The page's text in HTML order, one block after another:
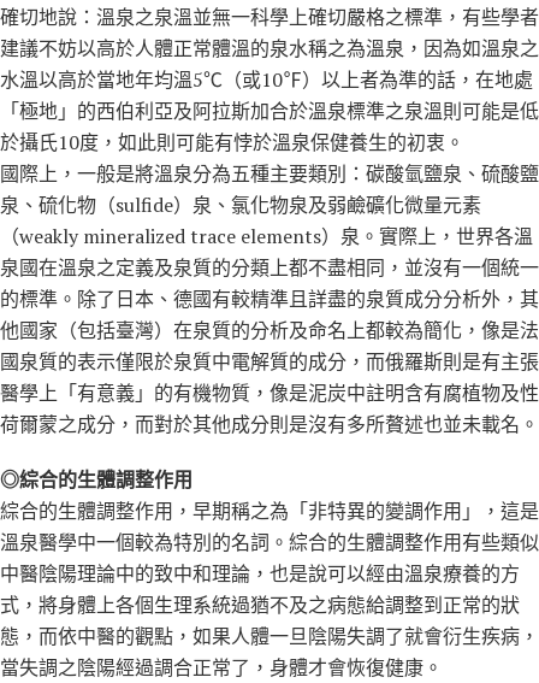
確切地說：溫泉之泉溫並無一科學上確切嚴格之標準，有些學者
建議不妨以高於人體正常體溫的泉水稱之為溫泉，因為如溫泉之
水溫以高於當地年均溫5℃（或10℉）以上者為準的話，在地處
「極地」的西伯利亞及阿拉斯加合於溫泉標準之泉溫則可能是低
於攝氏10度，如此則可能有悖於溫泉保健養生的初衷。
國際上，一般是將溫泉分為五種主要類別：碳酸氫鹽泉、硫酸鹽
泉、硫化物（sulfide）泉、氯化物泉及弱鹼礦化微量元素
（weakly mineralized trace elements）泉。實際上，世界各溫
泉國在溫泉之定義及泉質的分類上都不盡相同，並沒有一個統一
的標準。除了日本、德國有較精準且詳盡的泉質成分分析外，其
他國家（包括臺灣）在泉質的分析及命名上都較為簡化，像是法
國泉質的表示僅限於泉質中電解質的成分，而俄羅斯則是有主張
醫學上「有意義」的有機物質，像是泥炭中註明含有腐植物及性
荷爾蒙之成分，而對於其他成分則是沒有多所贅述也並未載名。
◎綜合的生體調整作用
綜合的生體調整作用，早期稱之為「非特異的變調作用」，這是
溫泉醫學中一個較為特別的名詞。綜合的生體調整作用有些類似
中醫陰陽理論中的致中和理論，也是說可以經由溫泉療養的方
式，將身體上各個生理系統過猶不及之病態給調整到正常的狀
態，而依中醫的觀點，如果人體一旦陰陽失調了就會衍生疾病，
當失調之陰陽經過調合正常了，身體才會恢復健康。